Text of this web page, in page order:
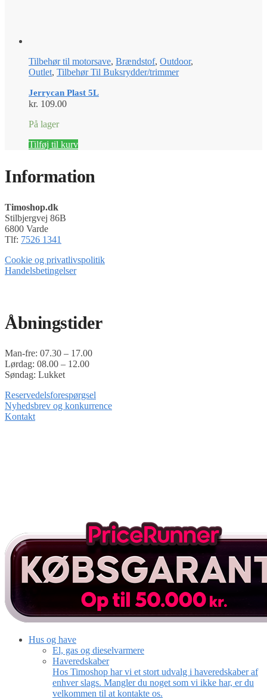
Tilbehør til motorsave, Brændstof, Outdoor,
Outlet, Tilbehør Til Buksrydder/trimmer
Jerrycan Plast 5L
kr. 109.00
På lager
Tilføj til kurv
Information
Timoshop.dk
Stilbjergvej 86B
6800 Varde
Tlf: 7526 1341
Cookie og privatlivspolitik
Handelsbetingelser
Åbningstider
Man-fre: 07.30 – 17.00
Lørdag: 08.00 – 12.00
Søndag: Lukket
Reservedelsforespørgsel
Nyhedsbrev og konkurrence
Kontakt
Hus og have
El, gas og dieselvarmere
Haveredskaber
Hos Timoshop har vi et stort udvalg i haveredskaber af
enhver slags. Mangler du noget som vi ikke har, er du
velkommen til at kontakte os.